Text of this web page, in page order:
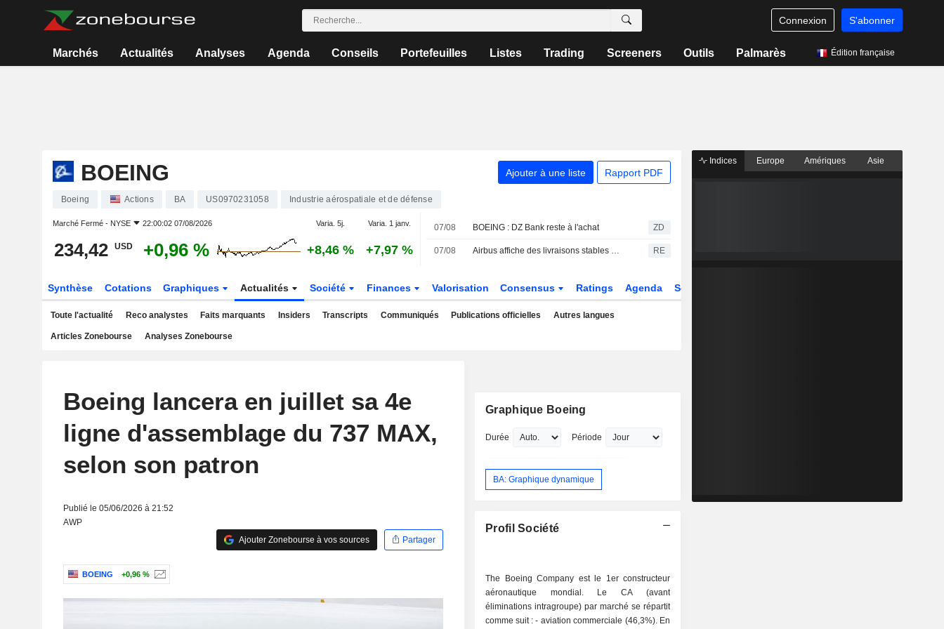
Connexion S'abonner
Marchés Actualités Analyses Agenda Conseils Portefeuilles Listes Trading Screeners Outils Palmarès Édition française
BOEING Ajouter à une liste Rapport PDF
Boeing Actions BA US0970231058 Industrie aérospatiale et de défense
Marché Fermé - NYSE 22:00:02 07/08/2026 Varia. 5j. Varia. 1 janv.
234,42 USD +0,96 % +8,46 % +7,97 %
07/08 BOEING : DZ Bank reste à l'achat ZD
07/08 Airbus affiche des livraisons stables en juillet et confirme ses commandes en Chine RE
Synthèse Cotations Graphiques Actualités Société Finances Valorisation Consensus Ratings Agenda Secteur
Toute l'actualité Reco analystes Faits marquants Insiders Transcripts Communiqués Publications officielles Autres langues
Articles Zonebourse Analyses Zonebourse
Boeing lancera en juillet sa 4e
ligne d'assemblage du 737 MAX,
selon son patron
Publié le 05/06/2026 à 21:52
AWP
Ajouter Zonebourse à vos sources
Partager
BOEING +0,96 %
Graphique Boeing
Durée Période
BA: Graphique dynamique
Profil Société
The Boeing Company est le 1er constructeur
aéronautique mondial. Le CA (avant
éliminations intragroupe) par marché se répartit
comme suit : - aviation commerciale (46,3%). En
Indices Europe Amériques Asie